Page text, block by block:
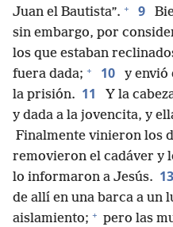
Juan el Bautista”. + 9
sin embargo, por
los que estaban
fuera dada; + 10
y envió
la prisión. 11
Y la
y dada a la jovencita, y
Finalmente vinieron los
removieron el cadáver y
lo informaron a Jesús. 13
de allí en una barca a un
aislamiento; + pero las